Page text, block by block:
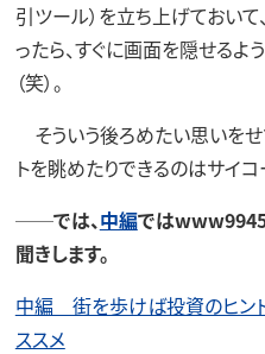
引ツール）を立ち上げておい
ったら、すぐに画面を隠せるよ
（笑）。
そういう後ろめたい思いを
トを眺めたりできるのはサイコ
──では、中編ではwww9945
聞きします。
中編 街を歩けば投資のヒン
ススメ